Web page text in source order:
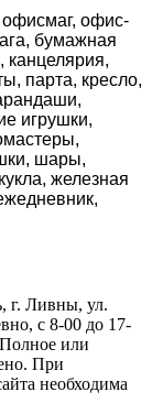
офис-
бумажная
канцелярия,
парта, кресло,
игрушки,
шары,
железная
г. Ливны, ул.
с 8-00 до 17-
или
При
необходима